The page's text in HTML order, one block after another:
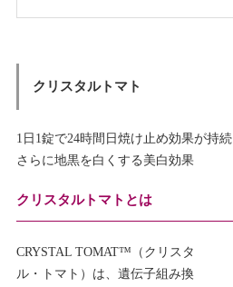
クリスタルトマト
1日1錠で24時間日焼け止め効果が持続
さらに地黒を白くする美白効果
クリスタルトマトとは
CRYSTAL TOMAT™（クリスタ
ル・トマト）は、遺伝子組み換